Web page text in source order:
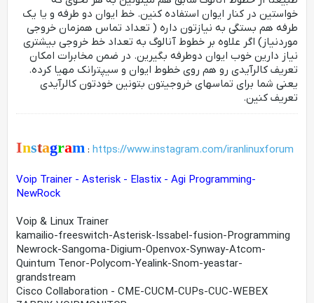
خواستین در کنار ایوان استفاده کنین. خط ایوان دو طرفه و یا یک
طرفه هم بستگی به نیازتون داره ( تعداد تماس همزمان خروجی
موردنیاز) اگر علاوه بر خطوط آنالوگ به تعداد خط خروجی بیشتری
نیاز دارین خوب ایوان دوطرفه بگیرین. در ضمن مخابرات امکان
تعریف کالرآیدی رو هم روی خطوط ایوان و سیپترانک مهیا کرده.
یعنی شما برای تماسهای خروجیتون بتونین خودتون کالرآیدی
تعریف کنین.
Instagram : https://www.instagram.com/iranlinuxforum
Voip Trainer - Asterisk - Elastix - Agi Programming-
NewRock
Voip & Linux Trainer
kamailio-freeswitch-Asterisk-Issabel-fusion-Programming
Newrock-Sangoma-Digium-Openvox-Synway-Atcom-
Quintum Tenor-Polycom-Yealink-Snom-yeastar-
grandstream
Cisco Collaboration - CME-CUCM-CUPs-CUC-WEBEX